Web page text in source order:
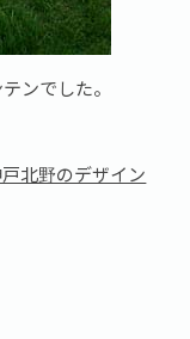
ンでした。
北野のデザイン